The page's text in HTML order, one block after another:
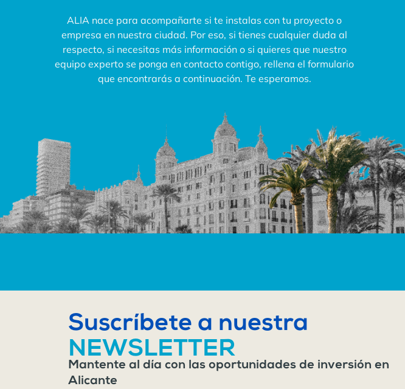
ALIA nace para acompañarte si te instalas con tu proyecto o
empresa en nuestra ciudad. Por eso, si tienes cualquier duda al
respecto, si necesitas más información o si quieres que nuestro
equipo experto se ponga en contacto contigo, rellena el formulario
que encontrarás a continuación. Te esperamos.
Suscríbete a nuestra
NEWSLETTER
Mantente al día con las oportunidades de inversión en
Alicante